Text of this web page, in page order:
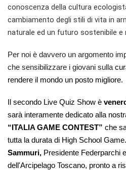
conoscenza della cultura
cambiamento degli stili di vita in
naturale ed un futuro sostenibile e
Per noi è davvero un argomento
che sensibilizzare i giovani sulla
rendere il mondo un posto migliore.
Il secondo Live Quiz Show è
sarà interamente dedicato alla
“ITALIA GAME CONTEST” che
tutta la durata di High School
Sammuri, Presidente Federparchi
dell'Arcipelago Toscano, pronto a